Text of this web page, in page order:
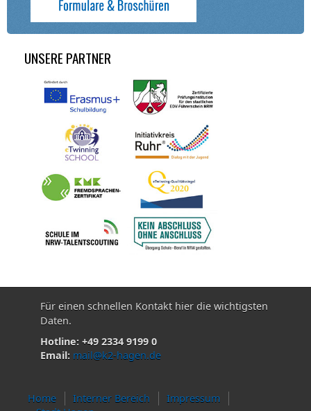
UNSERE PARTNER
Für einen schnellen Kontakt hier die wichtigsten
Daten.
Hotline: +49 2334 9199 0
Email: mail@k2-hagen.de
Home Interner Bereich
Impressum